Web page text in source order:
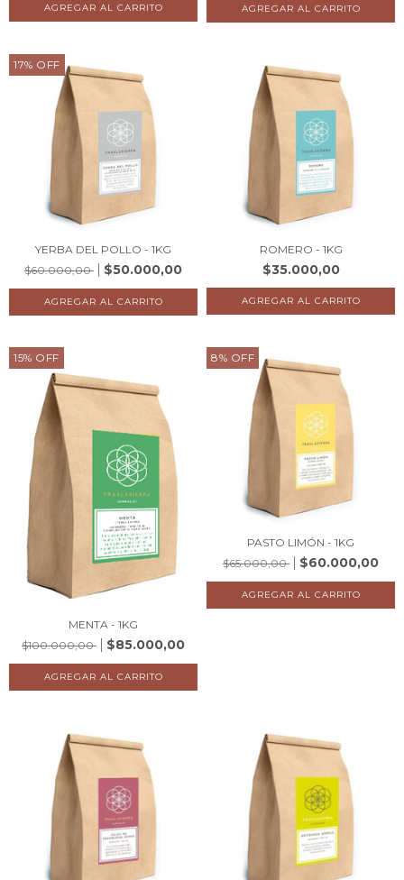
17% OFF
YERBA DEL POLLO - 1KG
$60.000,00
$50.000,00
ROMERO - 1KG
$35.000,00
15% OFF
MENTA - 1KG
$100.000,00
$85.000,00
8% OFF
PASTO LIMÓN - 1KG
$65.000,00
$60.000,00